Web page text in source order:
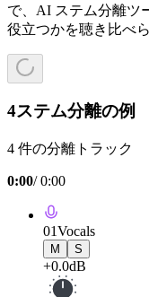
で、AI ステム分離ツ
役立つかを聴き比べら
4ステム分離の例
4 件の分離トラック
0:00/0:00
01Vocals
M S
+0.0dB